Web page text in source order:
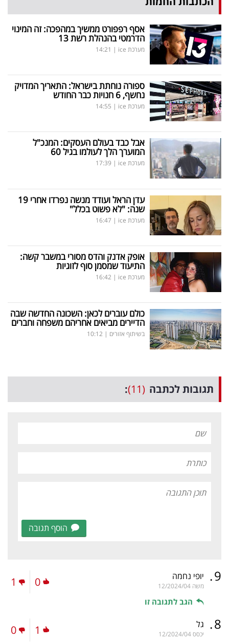
אסף רפפורט ממשיך במהפכה: זה המינוי
הדרמטי בהנהלת רשת 13
מערכת ice |
14:21
ספורה נוחתת בישראל: התאריך המדויק
נחשף, 6 חנויות כבר החודש
מערכת ice |
14:55
אבל כבד בעולם העסקים: המנכ"ל
המוערך הלך לעולמו בגיל 60
מערכת ice |
17:39
עדן הראל ועודד מנשה נפרדו אחרי 19
שנה: "לא פשוט בכלל"
מערכת ice |
16:47
אופק אדנק והדס מסורי במשבר קשה:
התיעוד שמסמן סוף לזוגיות
מערכת ice |
16:42
כולם עוברים לכאן: השכונה החדשה שבה
הדיירים מביאים אחריהם משפחה וחברים
בשיתוף אזורים |
10:12
תגובות לכתבה (11)
:
הוסף תגובה
9
. יופי נחמה
משה 12/2024/04
הגב לתגובה זו
0
1
8
. גל
יכסס12/2024/04
1
0